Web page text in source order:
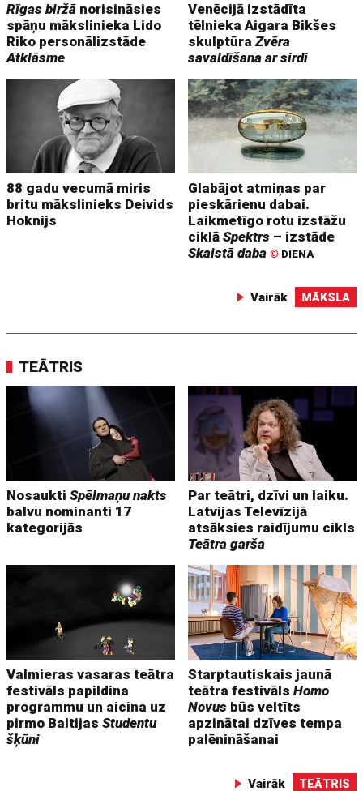
Rīgas biržā norisināsies
spāņu mākslinieka Lido
Riko personālizstāde
Atklāsme
Venēcijā izstādīta
tēlnieka Aigara Bikšes
skulptūraZvēra
savaldīšana ar sirdi
88 gadu vecumā miris
britu mākslinieks Deivids
Hoknijs
Glabājot atmiņas par
pieskārienu dabai.
Laikmetīgo rotu izstāžu
ciklāSpektrs – izstāde
Skaistā daba © DIENA
Vairāk MĀKSLA
TEĀTRIS
NosauktiSpēlmaņu nakts
balvu nominanti 17
kategorijās
Par teātri, dzīvi un laiku.
Latvijas Televīzijā
atsāksies raidījumu cikls
Teātra garša
Valmieras vasaras teātra
festivāls papildina
programmu un aicina uz
pirmo BaltijasStudentu
šķūni
Starptautiskais jaunā
teātra festivālsHomo
Novus būs veltīts
apzinātai dzīves tempa
palēnināšanai
Vairāk TEĀTRIS